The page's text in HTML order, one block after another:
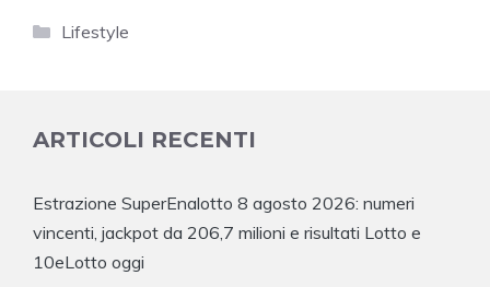
Categorie
Lifestyle
ARTICOLI RECENTI
Estrazione SuperEnalotto 8 agosto 2026: numeri
vincenti, jackpot da 206,7 milioni e risultati Lotto e
10eLotto oggi